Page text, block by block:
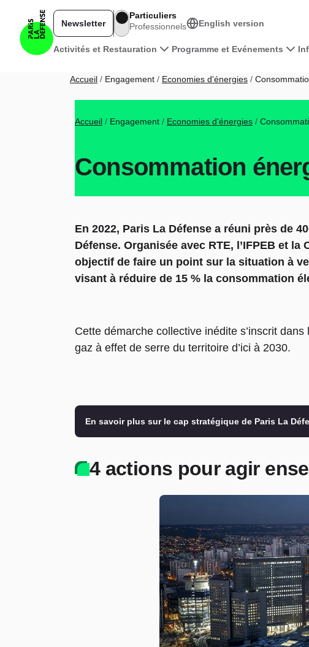
Navigation principale
Activités et Restauration Programme et Evénements
Newsletter
Particuliers
Professionnels
English version
Fil d'Ariane
Accueil Engagement Economies d'énergies
Fil d'Ariane
Accueil Engagement Economies d'énergies
Consommation
En 2022, Paris La Défense a réuni près de
Défense. Organisée avec RTE, l’IFPEB et
objectif de faire un point sur la situation à
visant à réduire de 15 % la consommation
Cette démarche collective inédite s’inscrit
gaz à effet de serre du territoire d’ici à 2030.
En savoir plus sur le cap stratégique de Paris La
4 actions pour agir